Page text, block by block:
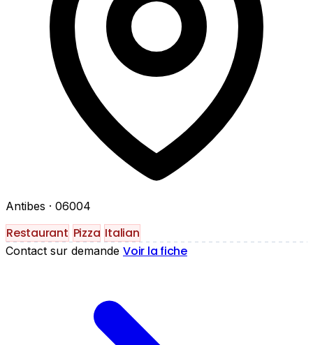
Antibes · 06004
Restaurant Pizza Italian
Contact sur demande Voir la fiche